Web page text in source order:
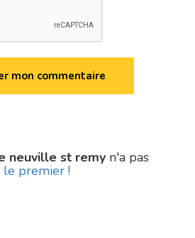
neuville st remy n'a pas
le premier !